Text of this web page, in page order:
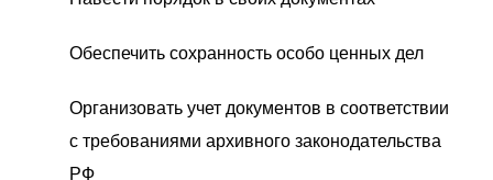
Обеспечить сохранность особо ценных дел
Организовать учет документов в соответствии
с требованиями архивного законодательства
РФ